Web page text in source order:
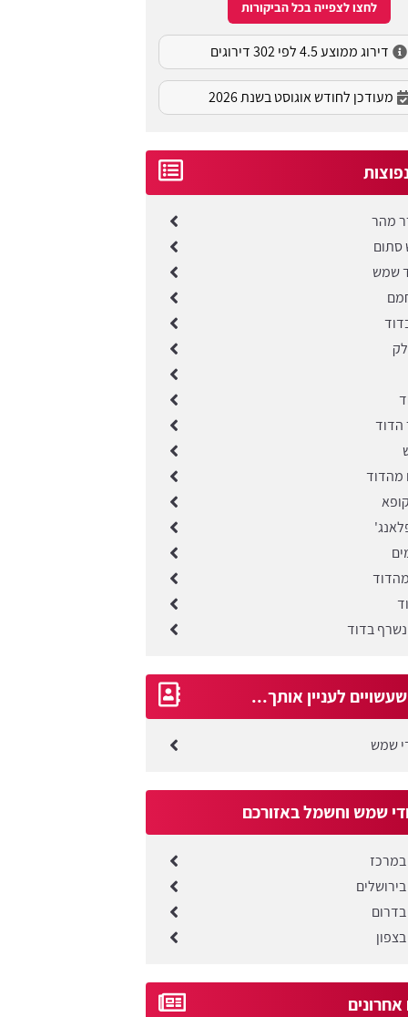
לחצו לצפייה בכל הביקורות
דירוג ממוצע 4.5 לפי 302 דירוגים
מעודכן לחודש אוגוסט בשנת 2026
מהר
סתום
שמש
הדוד
מהדוד
נשרף בדוד
לעניין אותך...
שמש
שמש וחשמל באזורכם
אחרונים